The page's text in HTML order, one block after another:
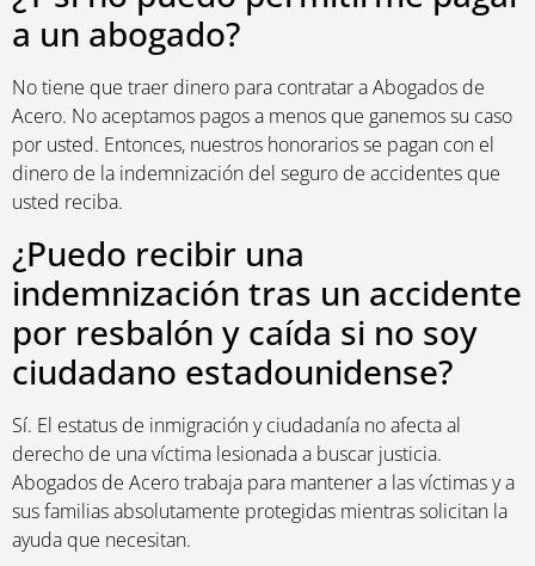
a un abogado?
No tiene que traer dinero para contratar a Abogados de
Acero. No aceptamos pagos a menos que ganemos su caso
por usted. Entonces, nuestros honorarios se pagan con el
dinero de la indemnización del seguro de accidentes que
usted reciba.
¿Puedo recibir una
indemnización tras un accidente
por resbalón y caída si no soy
ciudadano estadounidense?
Sí. El estatus de inmigración y ciudadanía no afecta al
derecho de una víctima lesionada a buscar justicia.
Abogados de Acero trabaja para mantener a las víctimas y a
sus familias absolutamente protegidas mientras solicitan la
ayuda que necesitan.